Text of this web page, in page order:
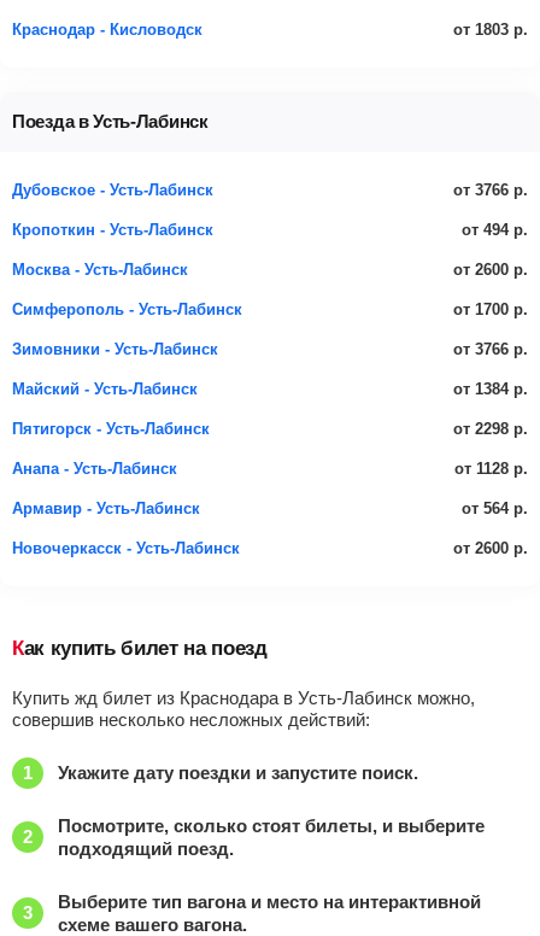
Краснодар - Кисловодск от 1803 р.
Поезда в Усть-Лабинск
Дубовское - Усть-Лабинск от 3766 р.
Кропоткин - Усть-Лабинск от 494 р.
Москва - Усть-Лабинск от 2600 р.
Симферополь - Усть-Лабинск от 1700 р.
Зимовники - Усть-Лабинск от 3766 р.
Майский - Усть-Лабинск от 1384 р.
Пятигорск - Усть-Лабинск от 2298 р.
Анапа - Усть-Лабинск от 1128 р.
Армавир - Усть-Лабинск от 564 р.
Новочеркасск - Усть-Лабинск от 2600 р.
Как купить билет на поезд
Купить жд билет из Краснодара в Усть-Лабинск можно,
совершив несколько несложных действий:
Укажите дату поездки и запустите поиск.
Посмотрите, сколько стоят билеты, и выберите
подходящий поезд.
Выберите тип вагона и место на интерактивной
схеме вашего вагона.